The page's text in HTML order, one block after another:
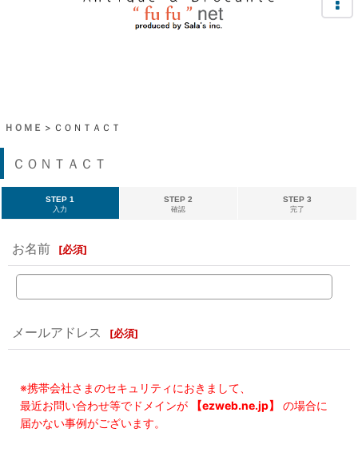
ＨＯＭＥ > ＣＯＮＴＡＣＴ
ＣＯＮＴＡＣＴ
STEP 1
入力
STEP 2
確認
STEP 3
完了
お名前 [必須]
メールアドレス [必須]
※携帯会社さまのセキュリティにおきまして、
最近お問い合わせ等でドメインが
【ezweb.ne.jp】
の場合に
届かない事例がございます。